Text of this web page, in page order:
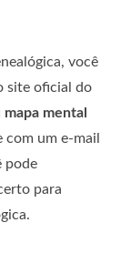
você
site oficial do
mental
um e-mail
pode
para